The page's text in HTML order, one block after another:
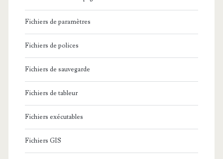
t
p
e
Fichiers de paramètres
Fichiers de polices
Fichiers de sauvegarde
Fichiers de tableur
Fichiers exécutables
Fichiers GIS